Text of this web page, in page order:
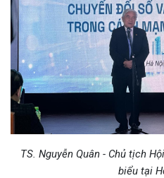
TS. Nguyễn Quân - Chủ tịch
biểu tại